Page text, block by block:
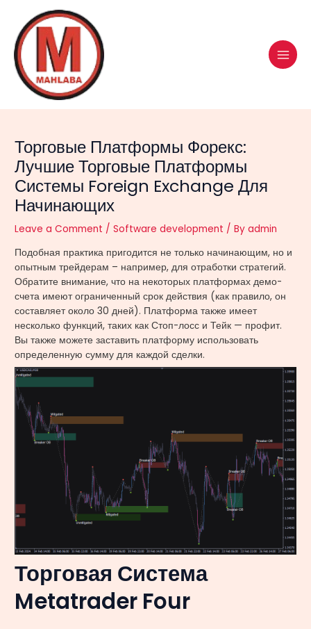
content
Торговые Платформы Форекс:
Лучшие Торговые Платформы
Системы Foreign Exchange Для
Начинающих
Leave a Comment /Software development / Byadmin
Подобная практика пригодится не только начинающим, но и
опытным трейдерам – например, для отработки стратегий.
Обратите внимание, что на некоторых платформах демо-
счета имеют ограниченный срок действия (как правило, он
составляет около 30 дней). Платформа также имеет
несколько функций, таких как Стоп-лосс и Тейк — профит.
Вы также можете заставить платформу использовать
определенную сумму для каждой сделки.
Торговая Система
Metatrader Four
navigation